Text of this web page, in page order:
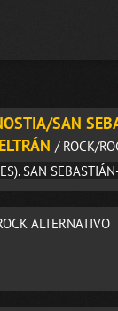
SAN
/ ROCK/
SAN
ALTERNATIVO